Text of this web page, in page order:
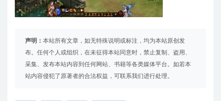
声明： 本站所有文章，如无特殊说明或标注，均为本站原创发
布。任何个人或组织，在未征得本站同意时，禁止复制、盗用、
采集、发布本站内容到任何网站、书籍等各类媒体平台。如若本
站内容侵犯了原著者的合法权益，可联系我们进行处理。